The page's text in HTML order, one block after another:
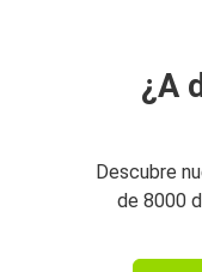
¿A
Descubre
de 8000